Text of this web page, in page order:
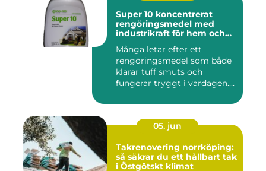
Super 10 koncentrerat
rengöringsmedel med
industrikraft för hem och
Många letar efter ett
rengöringsmedel som både
klarar tuff smuts och
fungerar tryggt i vardagen.
05. jun
Takrenovering norrköping:
så säkrar du ett hållbart tak
i Östgötskt klimat